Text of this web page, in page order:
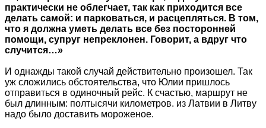
практически не облегчает, так как приходится все
делать самой: и парковаться, и расцепляться. В том,
что я должна уметь делать все без посторонней
помощи, супруг непреклонен. Говорит, а вдруг что
случится…»
И однажды такой случай действительно произошел. Так
уж сложились обстоятельства, что Юлии пришлось
отправиться в одиночный рейс. К счастью, маршрут не
был длинным: полтысячи километров. из Латвии в Литву
надо было доставить мороженое.